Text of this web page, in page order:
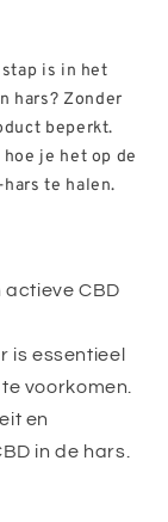
is in het
hars? Zonder
beperkt.
je het op de
te halen.
actieve CBD
is essentieel
voorkomen.
en
in de hars.